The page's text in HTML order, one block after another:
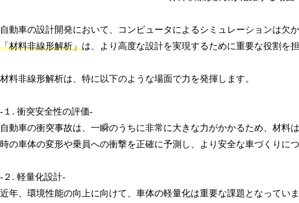
自動車の設計開発において、コンピュータによるシミュレーションは欠
「材料非線形解析」は、より高度な設計を実現するために重要な役割を担
材料非線形解析は、特に以下のような場面で力を発揮します。
-１. 衝突安全性の評価-
自動車の衝突事故は、一瞬のうちに非常に大きな力がかかるため、材
時の車体の変形や乗員への衝撃を正確に予測し、より安全な車づくりに
-２. 軽量化設計-
近年、環境性能の向上に向けて、車体の軽量化は重要な課題となってい